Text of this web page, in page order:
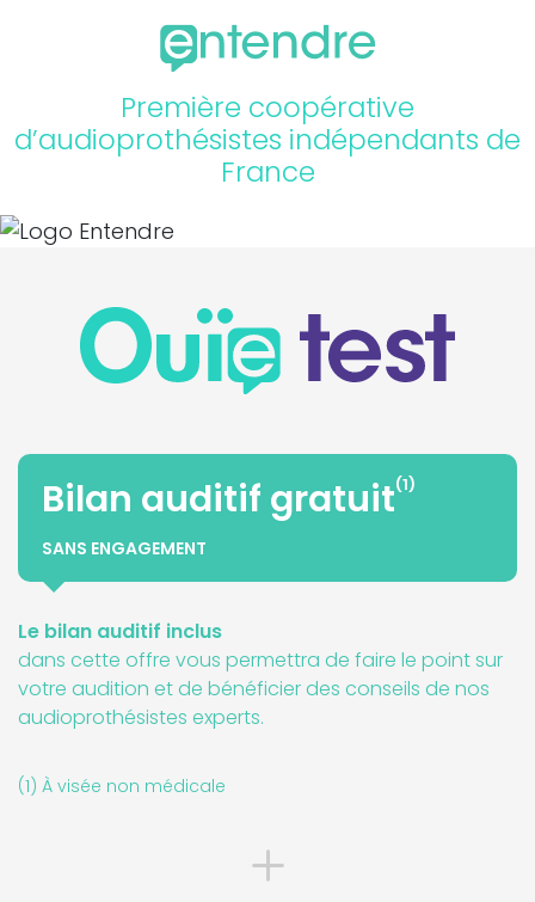
Première coopérative
d’audioprothésistes indépendants de
France
Bilan auditif gratuit(1)
SANS ENGAGEMENT
Le bilan auditif inclus
dans cette offre vous permettra de faire le point sur
votre audition et de bénéficier des conseils de nos
audioprothésistes experts.
(1) À visée non médicale